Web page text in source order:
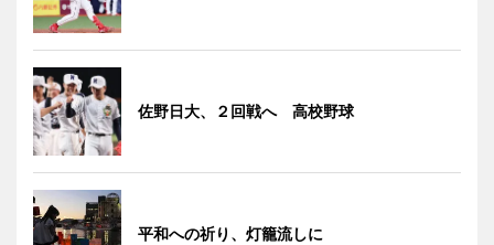
佐野日大、２回戦へ 高校野球
平和への祈り、灯籠流しに